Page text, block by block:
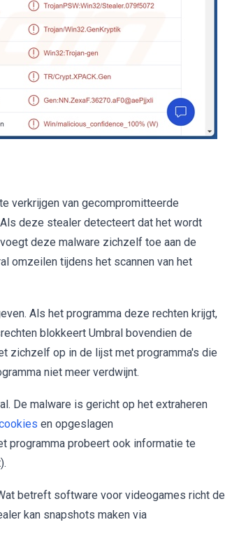
verkrijgen van gecompromitteerde
deze stealer detecteert dat het wordt
deze malware zichzelf toe aan de
omzeilen tijdens het scannen van het
Als het programma deze rechten krijgt,
blokkeert Umbral bovendien de
zichzelf op in de lijst met programma's die
niet meer verdwijnt.
De malware is gericht op het extraheren
en opgeslagen
programma probeert ook informatie te
betreft software voor videogames richt de
kan snapshots maken via